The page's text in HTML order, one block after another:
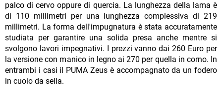
palco di cervo oppure di quercia. La lunghezza della lama è
di 110 millimetri per una lunghezza complessiva di 219
millimetri. La forma dell'impugnatura è stata accuratamente
studiata per garantire una solida presa anche mentre si
svolgono lavori impegnativi. I prezzi vanno dai 260 Euro per
la versione con manico in legno ai 270 per quella in corno. In
entrambi i casi il PUMA Zeus è accompagnato da un fodero
in cuoio da sella.